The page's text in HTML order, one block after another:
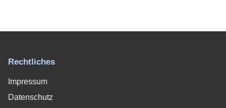
Rechtliches
Impressum
Datenschutz